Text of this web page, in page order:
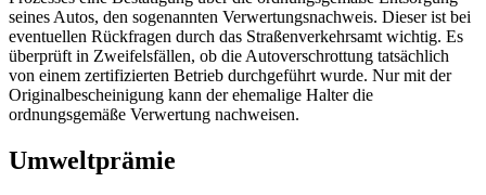
seines Autos, den sogenannten Verwertungsnachweis. Dieser ist bei
eventuellen Rückfragen durch das Straßenverkehrsamt wichtig. Es
überprüft in Zweifelsfällen, ob die Autoverschrottung tatsächlich
von einem zertifizierten Betrieb durchgeführt wurde. Nur mit der
Originalbescheinigung kann der ehemalige Halter die
ordnungsgemäße Verwertung nachweisen.
Umweltprämie